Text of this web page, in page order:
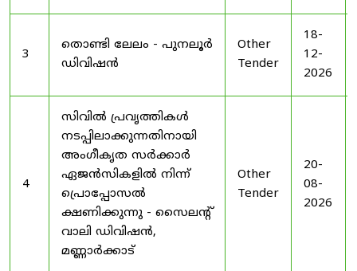
3
തൊണ്ടി ലേലം - പുനലൂർ
ഡിവിഷൻ
Other
Tender
18-
12-
2026
4
സിവിൽ പ്രവൃത്തികൾ
നടപ്പിലാക്കുന്നതിനായി
അംഗീകൃത സർക്കാർ
ഏജൻസികളിൽ നിന്ന്
പ്രൊപ്പോസൽ
ക്ഷണിക്കുന്നു - സൈലന്റ്
വാലി ഡിവിഷൻ,
മണ്ണാർക്കാട്
Other
Tender
20-
08-
2026